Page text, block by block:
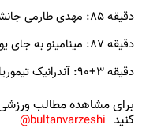
دقیقه 85: مهدی طارمی جانشین سردار آزمون شد.
دقیقه 87: مینامینو به جای یوشینوری موتو وارد زمین شد.
دقیقه 3+90: آندرانیک تیموریان به جای اشکان دژاگه به میدان آمد.
برای مشاهده مطالب ورزشی
کنید bultanvarzeshi@